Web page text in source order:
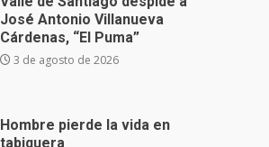
Hombre pierde la vida en
tabiquera
Emboscada a policías en Yuriria